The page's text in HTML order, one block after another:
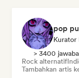
pop
Kurator
> 3400
Rock alternatif
Tambahkan artis